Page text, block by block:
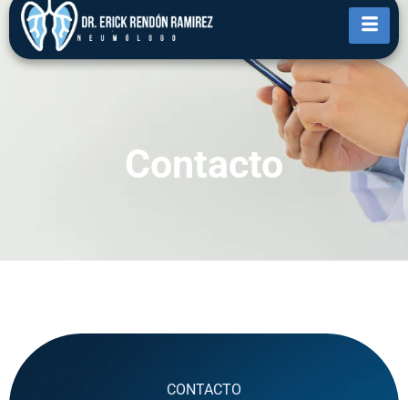
Contacto
CONTACTO